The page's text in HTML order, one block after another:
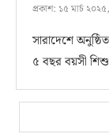
প্রকাশ: ১৫ মার্চ
সারাদেশে
৫ বছর বয়সী